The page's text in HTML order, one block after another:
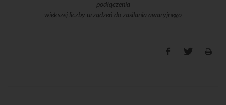
podłączenia
większej liczby urządzeń do zasilania awaryjnego